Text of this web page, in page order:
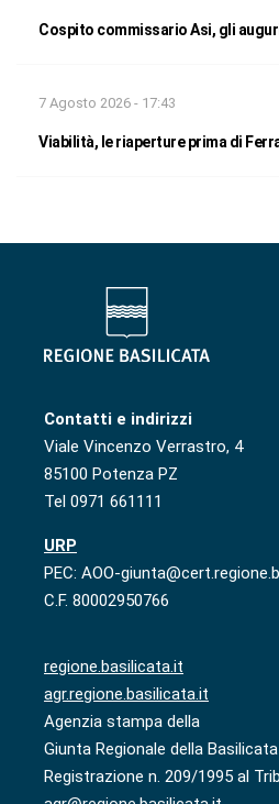
Cospito commissario Asi, gli
7 Agosto 2026 - 17:43
Viabilità, le riaperture prima di
Contatti e indirizzi
Viale Vincenzo Verrastro, 4
85100 Potenza PZ
Tel 0971 661111
URP
PEC: AOO-
C.F. 80002950766
regione.basilicata.it
agr.regione.basilicata.it
Agenzia stampa della
Giunta Regionale della Basilicata
Registrazione n. 209/1995 al